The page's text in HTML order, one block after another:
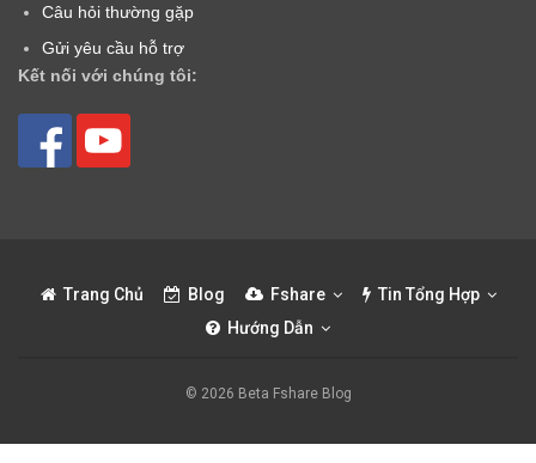
Câu hỏi thường gặp
Gửi yêu cầu hỗ trợ
Kết nối với chúng tôi:
Trang Chủ Blog Fshare
Tin Tổng Hợp
Hướng Dẫn
© 2026 Beta Fshare Blog